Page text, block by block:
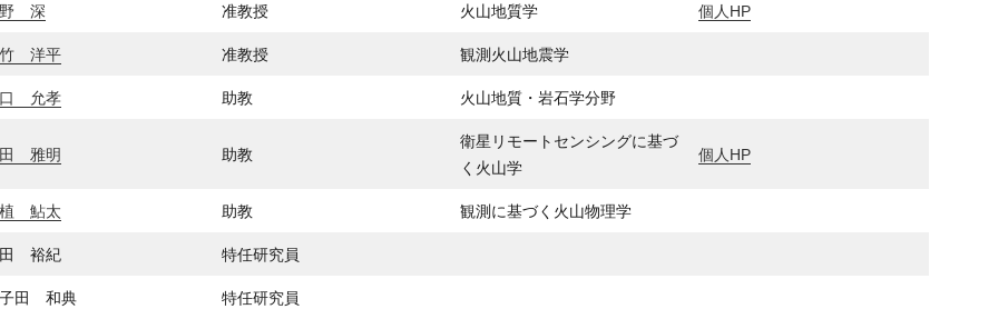
深 准教授 火山地質学 個人HP
洋平 准教授 観測火山地震学
口 允孝 助教 火山地質・岩石学分野
雅明 助教
衛星リモートセンシングに基づ
く火山学
個人HP
鮎太 助教 観測に基づく火山物理学
裕紀 特任研究員
田 和典 特任研究員